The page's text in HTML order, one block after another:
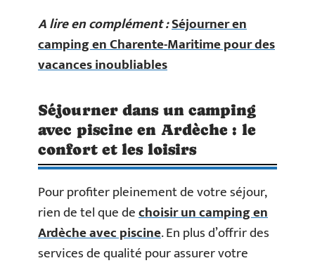
A lire en complément :Séjourner en
camping en Charente-Maritime pour des
vacances inoubliables
Séjourner dans un camping
avec piscine en Ardèche : le
confort et les loisirs
Pour profiter pleinement de votre séjour,
rien de tel que dechoisir uncamping en
Ardèche avec piscine. En plus d’offrir des
services de qualité pour assurer votre